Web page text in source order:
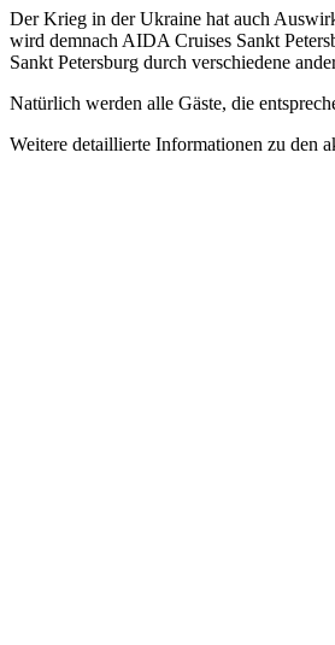
Der Krieg in der Ukraine hat auch
wird demnach AIDA Cruises Sankt
Sankt Petersburg durch verschiedene
Natürlich werden alle Gäste, die
Weitere detaillierte Informationen zu den